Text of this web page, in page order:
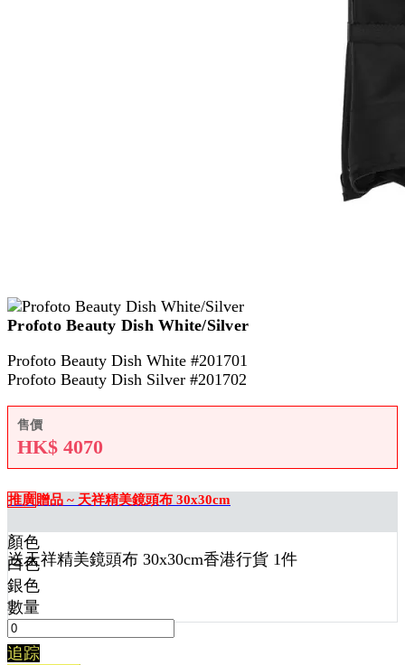
Profoto Beauty Dish White/Silver
Profoto Beauty Dish White #201701
Profoto Beauty Dish Silver #201702
售價
HK$ 4070
推廣贈品 ~ 天祥精美鏡頭布 30x30cm
送天祥精美鏡頭布 30x30cm香港行貨 1件
顏色
白色
銀色
數量
追踪